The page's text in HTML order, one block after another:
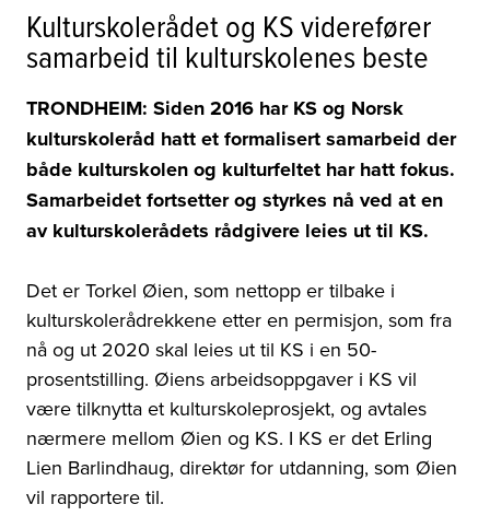
Kulturskolerådet og KS viderefører
samarbeid til kulturskolenes beste
TRONDHEIM: Siden 2016 har KS og Norsk
kulturskoleråd hatt et formalisert samarbeid der
både kulturskolen og kulturfeltet har hatt fokus.
Samarbeidet fortsetter og styrkes nå ved at en
av kulturskolerådets rådgivere leies ut til KS.
Det er Torkel Øien, som nettopp er tilbake i
kulturskolerådrekkene etter en permisjon, som fra
nå og ut 2020 skal leies ut til KS i en 50-
prosentstilling. Øiens arbeidsoppgaver i KS vil
være tilknytta et kulturskoleprosjekt, og avtales
nærmere mellom Øien og KS. I KS er det Erling
Lien Barlindhaug, direktør for utdanning, som Øien
vil rapportere til.